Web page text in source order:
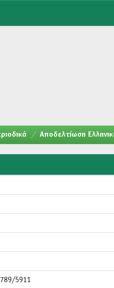
Αποδελτίωση
5911